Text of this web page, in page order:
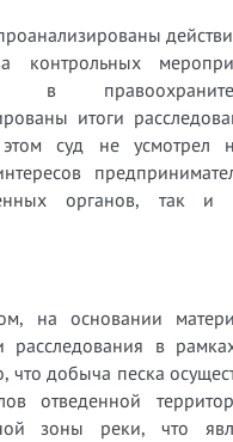
контрольных
в
итоги
суд не усмотрел
органов, так и
основании
расследования в
что добыча песка
отведенной
зоны реки, что